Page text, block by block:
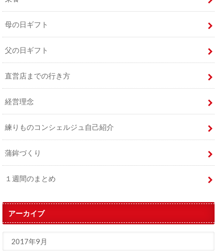
母の日ギフト
父の日ギフト
直営店までの行き方
経営理念
練りものコンシェルジュ自己紹介
蒲鉾づくり
１週間のまとめ
アーカイブ